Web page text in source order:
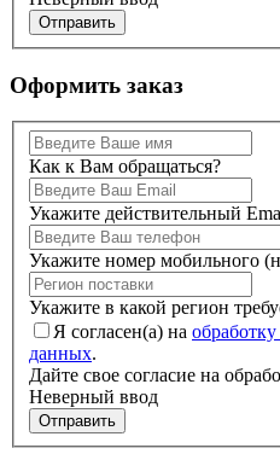
Отправить
Оформить заказ
Как к Вам обращаться?
Укажите действительный
Укажите номер мобильного
Укажите в какой регион
Я согласен(а) на
данных.
Дайте свое согласие на
Неверный ввод
Отправить